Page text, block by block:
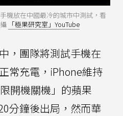
機放在中國最冷的城市中測試，看
「極果研究室」YouTube
，團隊將測試手機在
常充電，iPhone維持
開機關機」的蘋果
分鐘後出局，然而華